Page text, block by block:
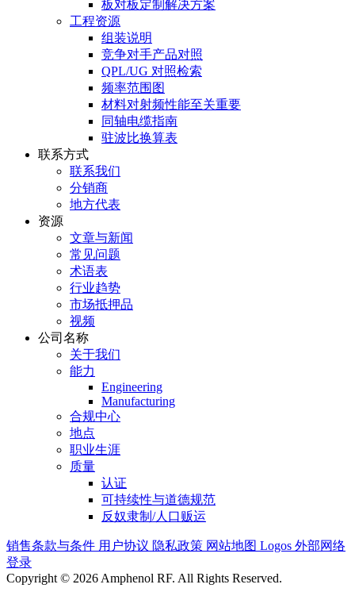
板对板定制解决方案
工程资源
组装说明
竞争对手产品对照
QPL/UG 对照检索
频率范围图
材料对射频性能至关重要
同轴电缆指南
驻波比换算表
联系方式
联系我们
分销商
地方代表
资源
文章与新闻
常见问题
术语表
行业趋势
市场抵押品
视频
公司名称
关于我们
能力
Engineering
Manufacturing
合规中心
地点
职业生涯
质量
认证
可持续性与道德规范
反奴隶制/人口贩运
销售条款与条件 用户协议 隐私政策 网站地图 Logos 外部网络
登录
Copyright © 2026 Amphenol RF. All Rights Reserved.